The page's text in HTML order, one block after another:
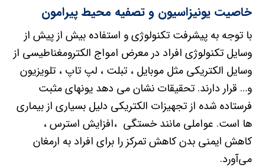
خاصیت یونیزاسیون و تصفیه محیط پیرامون
با توجه به پیشرفت تکنولوژی و استفاده بیش از پیش از
وسایل تکنولوژی افراد در معرض امواج الکترومغناطیسی از
وسایل الکتریکی مثل موبایل ، تبلت ، لپ تاپ ، تلویزیون
و… قرار دارند. تحقیقات نشان می دهد یونهای مثبت
فرستاده شده از تجهیزات الکتریکی دلیل بسیاری از بیماری
ها است. عواملی مانند خستگی ،افزایش استرس ،
کاهش ایمنی بدن کاهش تمرکز را برای افراد به ارمغان
می‌آورد.